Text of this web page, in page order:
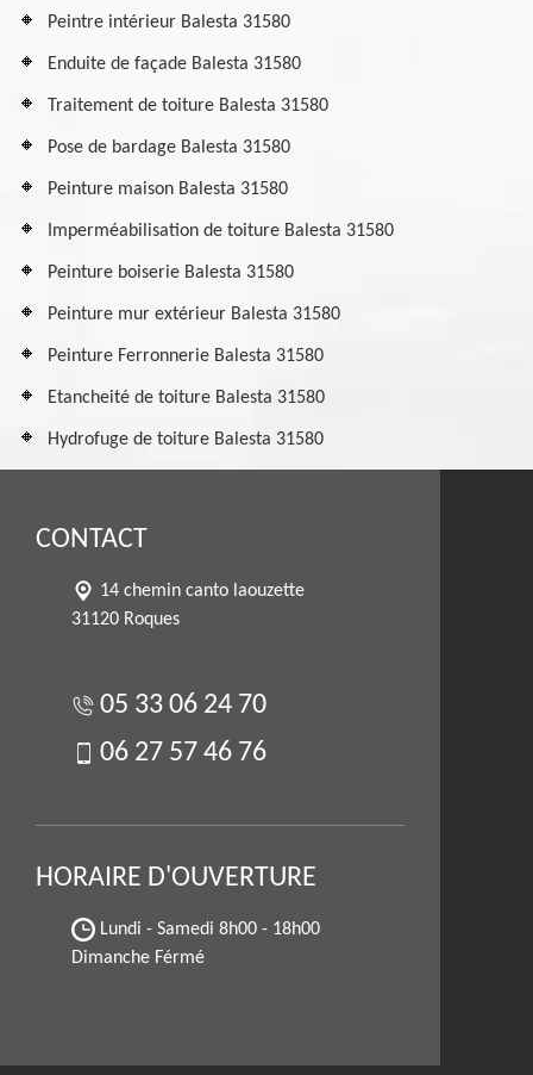
Peintre intérieur Balesta 31580
Enduite de façade Balesta 31580
Traitement de toiture Balesta 31580
Pose de bardage Balesta 31580
Peinture maison Balesta 31580
Imperméabilisation de toiture Balesta 31580
Peinture boiserie Balesta 31580
Peinture mur extérieur Balesta 31580
Peinture Ferronnerie Balesta 31580
Etancheité de toiture Balesta 31580
Hydrofuge de toiture Balesta 31580
CONTACT
14 chemin canto laouzette
31120 Roques
05 33 06 24 70
06 27 57 46 76
HORAIRE D'OUVERTURE
Lundi - Samedi 8h00 - 18h00
Dimanche Férmé